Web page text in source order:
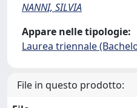
NANNI, SILVIA
Appare nelle tipologie:
Laurea triennale
File in questo prodotto: